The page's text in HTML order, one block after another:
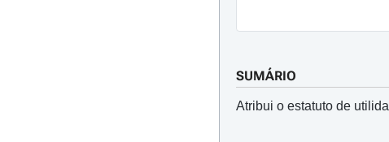
SUMÁRIO
Atribui o estatuto de